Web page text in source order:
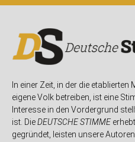
In einer Zeit, in der die
eigene Volk betreiben, ist eine
Interesse in den Vordergrund
ist. DieDEUTSCHE STIMME
gegründet, leisten unsere